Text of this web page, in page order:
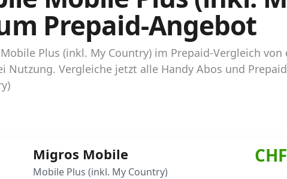
Prepaid-Angebot
Plus (inkl. My Country) im Prepaid-Vergleich
Nutzung. Vergleiche jetzt alle Handy Abos und
Migros Mobile
Mobile Plus (inkl. My Country)